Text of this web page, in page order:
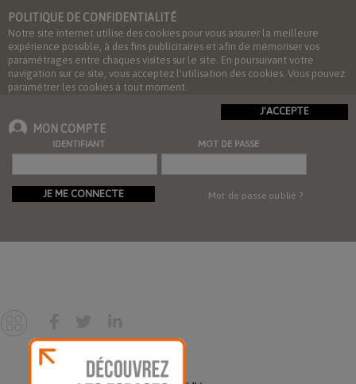
POLITIQUE DE CONFIDENTIALITÉ
Notre site internet utilise des cookies pour vous assurer la meilleure
expérience possible, à des fins publicitaires et afin de mémoriser vos
paramétrages entre chaques visites sur le site. En poursuivant votre
navigation sur ce site, vous acceptez l'utilisation des cookies. Vous pouvez
paramétrer les cookies à tout moment.
J'ACCEPTE
MON COMPTE
IDENTIFIANT MOT DE PASSE
JE ME CONNECTE Mot de passe oublié ?